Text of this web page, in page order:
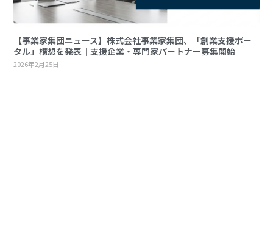
【事業家集団ニュース】株式会社事業家集団、「創業支援ポー
タル」構想を発表｜支援企業・専門家パートナー募集開始
2026年2月25日